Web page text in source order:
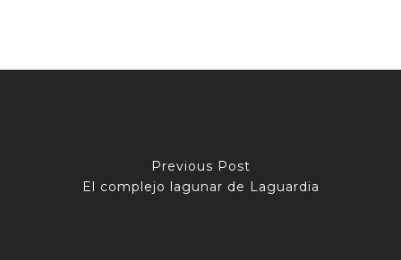
Previous Post
El complejo lagunar de Laguardia